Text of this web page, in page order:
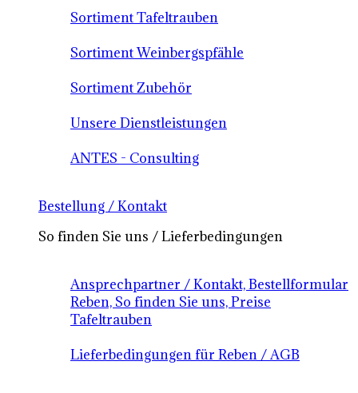
Sortiment Tafeltrauben
Sortiment Weinbergspfähle
Sortiment Zubehör
Unsere Dienstleistungen
ANTES - Consulting
Bestellung / Kontakt
So finden Sie uns / Lieferbedingungen
Ansprechpartner / Kontakt, Bestellformular
Reben, So finden Sie uns, Preise
Tafeltrauben
Lieferbedingungen für Reben / AGB